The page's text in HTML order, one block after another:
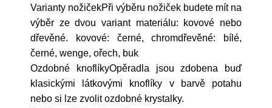
Varianty nožičekPři výběru nožiček budete mít na
výběr ze dvou variant materiálu: kovové nebo
dřevěné. kovové: černé, chromdřevěné: bílé,
černé, wenge, ořech, buk
Ozdobné knoflíkyOpěradla jsou zdobena buď
klasickými látkovými knoflíky v barvě potahu
nebo si lze zvolit ozdobné krystalky.